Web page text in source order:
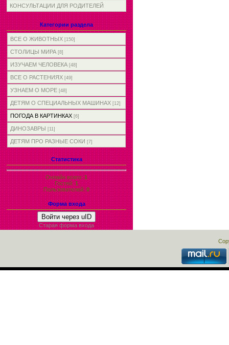
КОНСУЛЬТАЦИИ ДЛЯ РОДИТЕЛЕЙ
Категории раздела
ВСЕ О ЖИВОТНЫХ [150]
СТОЛИЦЫ МИРА [8]
ИЗУЧАЕМ ЧЕЛОВЕКА [48]
ВСЕ О РАСТЕНИЯХ [49]
УЗНАЕМ О МОРЕ [48]
ДЕТЯМ О СПЕЦИАЛЬНЫХ МАШИНАХ [12]
ПОГОДА В КАРТИНКАХ [6]
ДИНОЗАВРЫ [11]
ДЕТЯМ ПРО РАЗНЫЕ СОКИ [7]
Статистика
Онлайн всего:1
Гостей:1
Пользователей:0
Форма входа
Войти через uID
Старая форма входа